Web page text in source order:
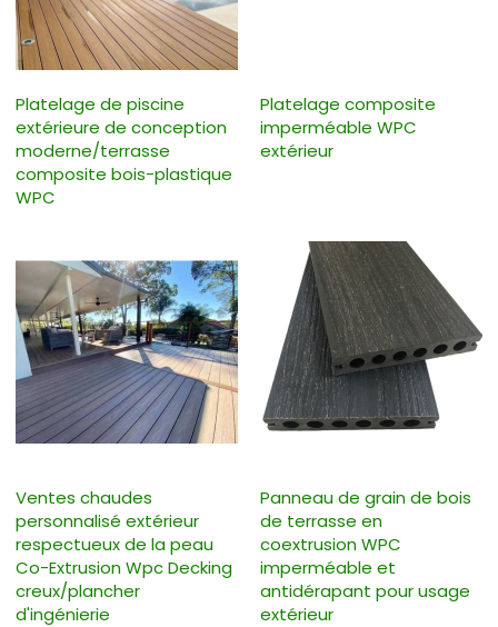
Platelage de piscine
extérieure de conception
moderne/terrasse
composite bois-plastique
WPC
Platelage composite
imperméable WPC
extérieur
Ventes chaudes
personnalisé extérieur
respectueux de la peau
Co-Extrusion Wpc Decking
creux/plancher
d'ingénierie
Panneau de grain de bois
de terrasse en
coextrusion WPC
imperméable et
antidérapant pour usage
extérieur